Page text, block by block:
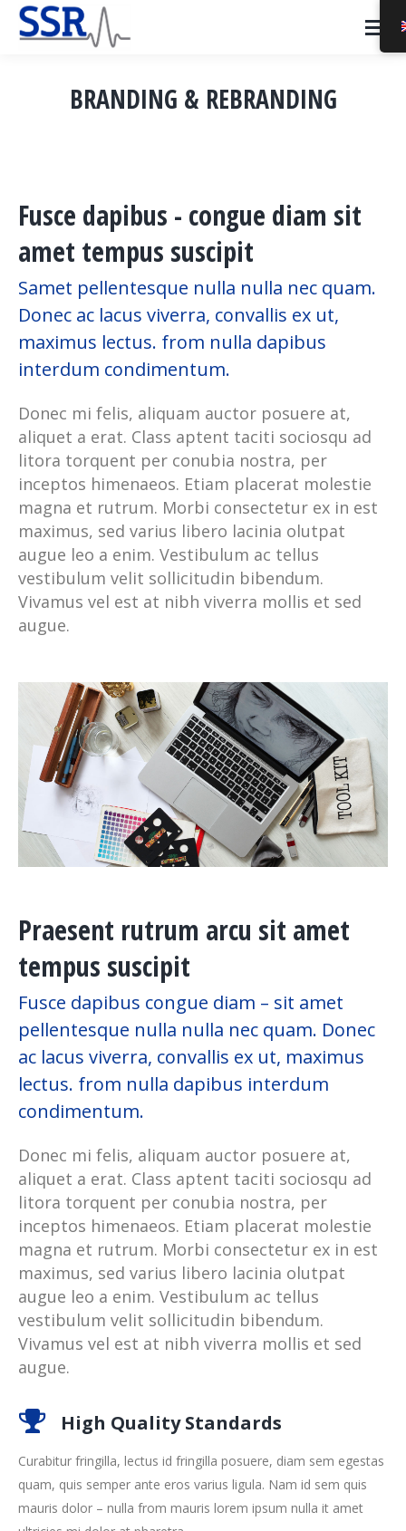
BRANDING & REBRANDING
Fusce dapibus - congue diam sit
amet tempus suscipit
Samet pellentesque nulla nulla nec quam.
Donec ac lacus viverra, convallis ex ut,
maximus lectus. from nulla dapibus
interdum condimentum.
Donec mi felis, aliquam auctor posuere at,
aliquet a erat. Class aptent taciti sociosqu ad
litora torquent per conubia nostra, per
inceptos himenaeos. Etiam placerat molestie
magna et rutrum. Morbi consectetur ex in est
maximus, sed varius libero lacinia olutpat
augue leo a enim. Vestibulum ac tellus
vestibulum velit sollicitudin bibendum.
Vivamus vel est at nibh viverra mollis et sed
augue.
Praesent rutrum arcu sit amet
tempus suscipit
Fusce dapibus congue diam – sit amet
pellentesque nulla nulla nec quam. Donec
ac lacus viverra, convallis ex ut, maximus
lectus. from nulla dapibus interdum
condimentum.
Donec mi felis, aliquam auctor posuere at,
aliquet a erat. Class aptent taciti sociosqu ad
litora torquent per conubia nostra, per
inceptos himenaeos. Etiam placerat molestie
magna et rutrum. Morbi consectetur ex in est
maximus, sed varius libero lacinia olutpat
augue leo a enim. Vestibulum ac tellus
vestibulum velit sollicitudin bibendum.
Vivamus vel est at nibh viverra mollis et sed
augue.
High Quality Standards
Curabitur fringilla, lectus id fringilla posuere, diam sem egestas
quam, quis semper ante eros varius ligula. Nam id sem quis
mauris dolor – nulla from mauris lorem ipsum nulla it amet